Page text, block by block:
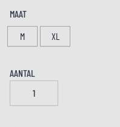
MAAT
M
XL
AANTAL